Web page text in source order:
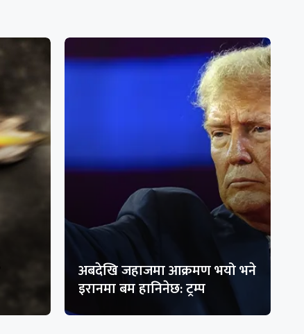
अबदेखि जहाजमा आक्रमण भयो भने
इरानमा बम हानिनेछ: ट्रम्प